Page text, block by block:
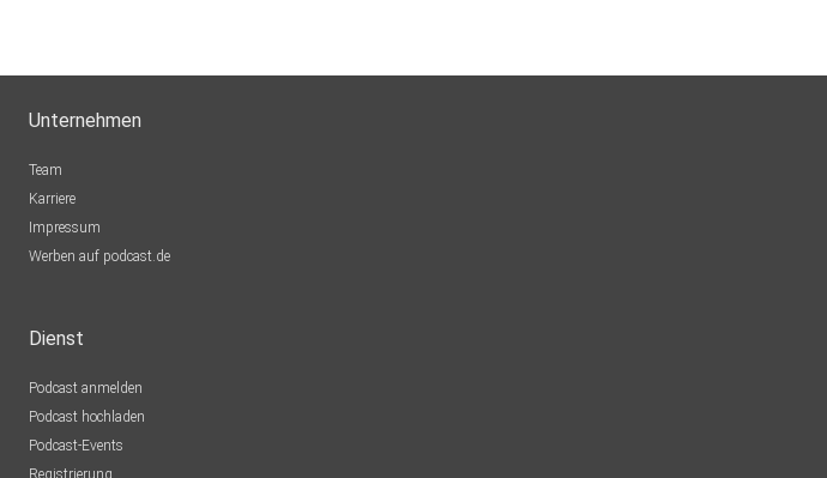
Unternehmen
Team
Karriere
Impressum
Werben auf podcast.de
Dienst
Podcast anmelden
Podcast hochladen
Podcast-Events
Registrierung